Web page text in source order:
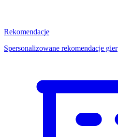
Rekomendacje
Spersonalizowane rekomendacje gier